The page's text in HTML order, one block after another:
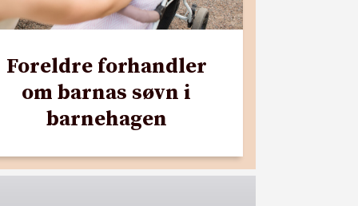
Foreldre forhandler
om barnas søvn i
barnehagen